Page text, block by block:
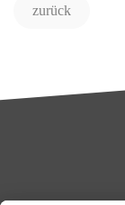
zurück